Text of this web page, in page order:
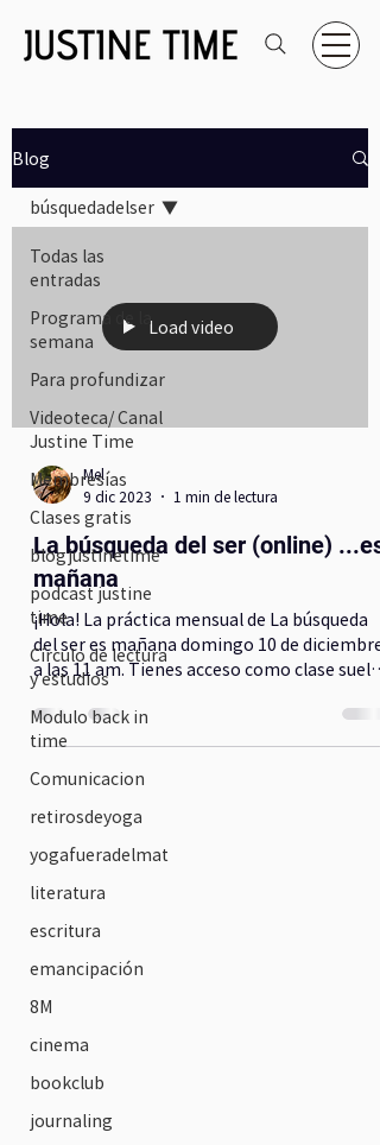
Blog
Todas las
entradas
Programa de la
semana
Para profundizar
Videoteca/ Canal
Justine Time
Membresías
Clases gratis
blogjustinetime
podcast justine
time
Círculo de lectura
y estudios
Modulo back in
time
Comunicacion
retirosdeyoga
yogafueradelmat
literatura
escritura
emancipación
8M
cinema
bookclub
journaling
búsquedadelser
Load video
Mel
9 dic 2023
1 min de lectura
La búsqueda del ser (online) ...es
mañana
¡Hola! La práctica mensual de La búsqueda
del ser es mañana domingo 10 de diciembre
a las 11 am. Tienes acceso como clase suelta
o con tu...